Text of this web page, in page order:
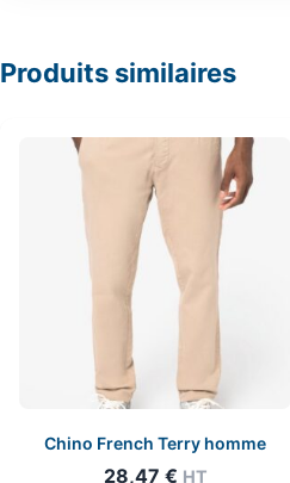
Produits similaires
Chino French Terry homme
28,47 € HT